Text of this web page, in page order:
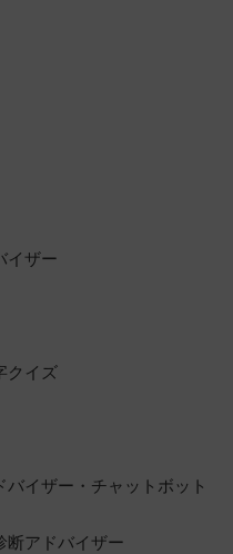
イザー
クイズ
バイザー・チャットボット
断アドバイザー